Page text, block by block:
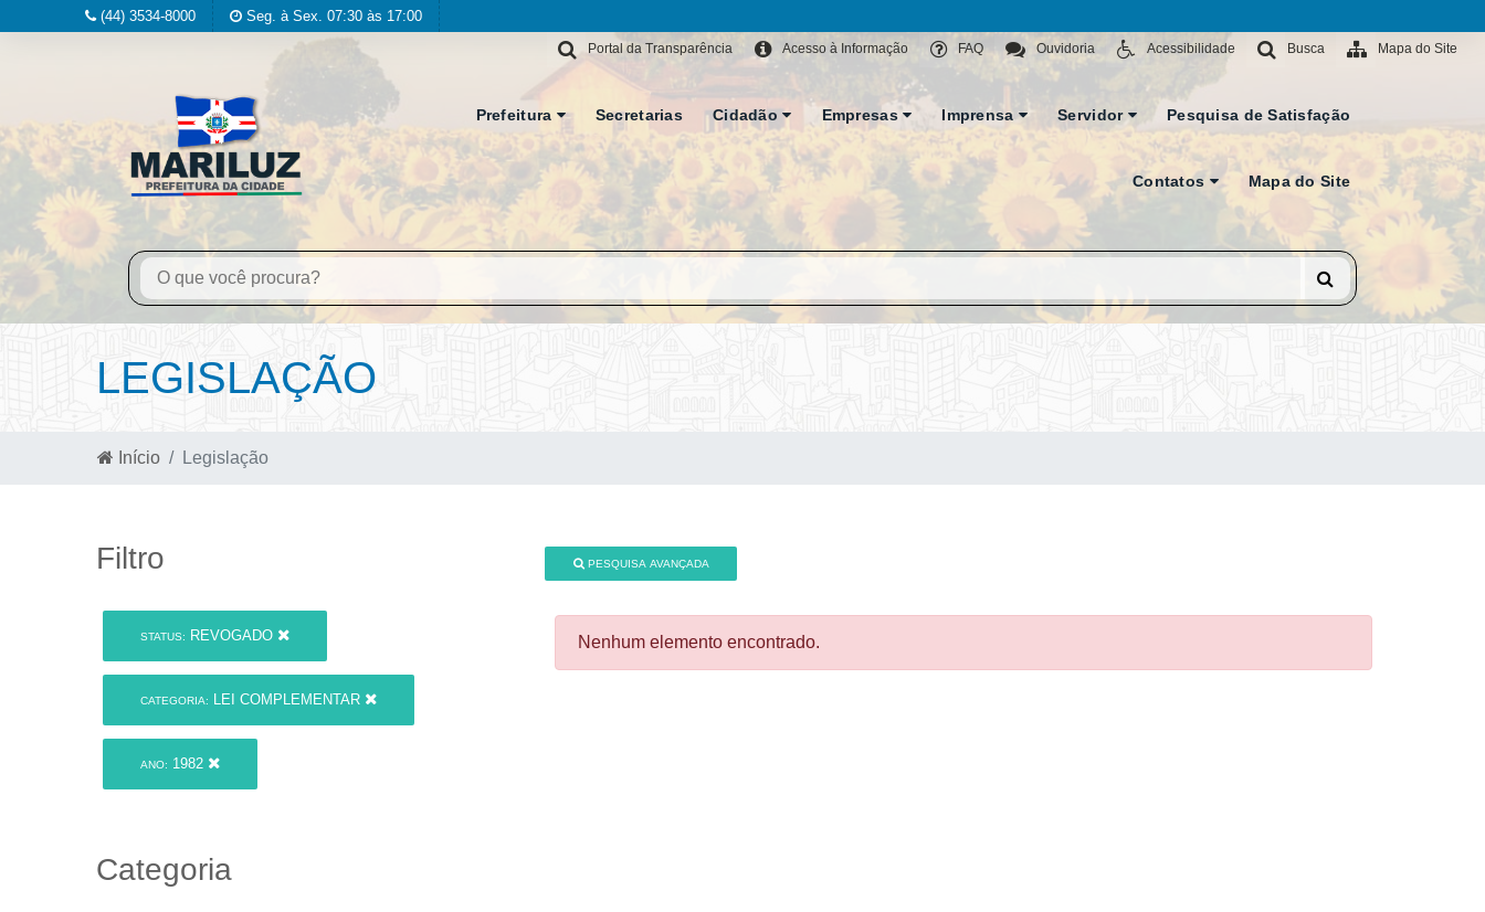
(44) 3534-8000 Seg. à Sex. 07:30 às 17:00
Mapa do Site
Busca
Acessibilidade
Ouvidoria
FAQ
Acesso à Informação
Portal da Transparência
Prefeitura Secretarias Cidadão Empresas Imprensa Servidor Pesquisa de Satisfação
Contatos Mapa do Site
LEGISLAÇÃO
Início Legislação
Filtro
STATUS: REVOGADO
CATEGORIA: LEI COMPLEMENTAR
ANO: 1982
Categoria
PESQUISA AVANÇADA
Nenhum elemento encontrado.